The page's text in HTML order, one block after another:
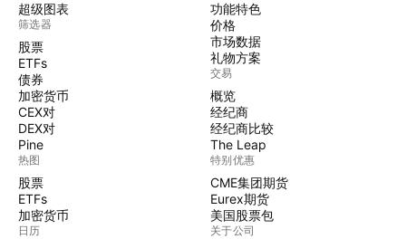
超级图表
筛选器
股票
ETFs
债券
加密货币
CEX对
DEX对
Pine
热图
股票
ETFs
加密货币
日历
功能特色
价格
市场数据
礼物方案
交易
概览
经纪商
经纪商比较
The Leap
特别优惠
CME集团期货
Eurex期货
美国股票包
关于公司